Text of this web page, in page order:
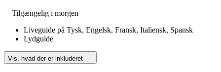
Tilgængelig i morgen
Liveguide på Tysk, Engelsk, Fransk, Italiensk, Spansk
Lydguide
Vis, hvad der er inkluderet